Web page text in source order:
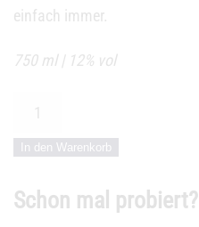
einfach immer.
750 ml | 12% vol
HAPPY
HAPPY
–
In den Warenkorb
Schon mal probiert?